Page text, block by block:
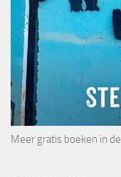
Meer gratis boeken in de